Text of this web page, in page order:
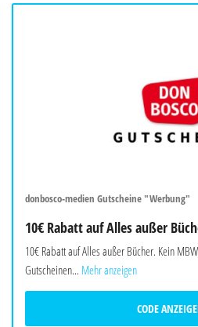
donbosco-medien Gutscheine "Werbung"
10€ Rabatt auf Alles außer
10€ Rabatt auf Alles außer Bücher. Kein
Gutscheinen... Mehr anzeigen
CODE